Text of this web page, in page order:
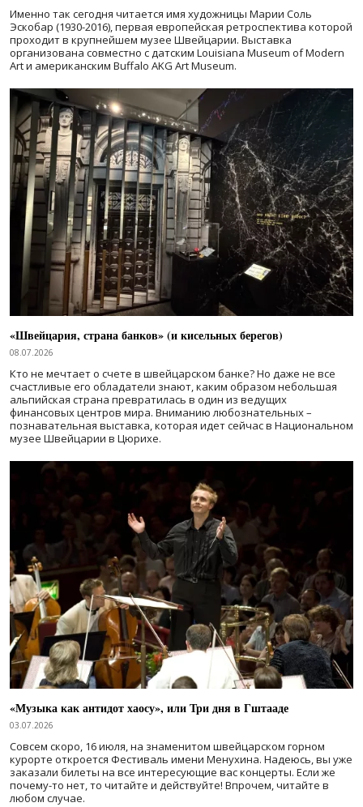
Именно так сегодня читается имя художницы Марии Соль
Эскобар (1930-2016), первая европейская ретроспектива которой
проходит в крупнейшем музее Швейцарии. Выставка
организована совместно с датским Louisiana Museum of Modern
Art и американским Buffalo AKG Art Museum.
«Швейцария, страна банков» (и кисельных берегов)
08.07.2026
Кто не мечтает о счете в швейцарском банке? Но даже не все
счастливые его обладатели знают, каким образом небольшая
альпийская страна превратилась в один из ведущих
финансовых центров мира. Вниманию любознательных –
познавательная выставка, которая идет сейчас в Национальном
музее Швейцарии в Цюрихе.
«Музыка как антидот хаосу», или Три дня в Гштааде
03.07.2026
Совсем скоро, 16 июля, на знаменитом швейцарском горном
курорте откроется Фестиваль имени Менухина. Надеюсь, вы уже
заказали билеты на все интересующие вас концерты. Если же
почему-то нет, то читайте и действуйте! Впрочем, читайте в
любом случае.